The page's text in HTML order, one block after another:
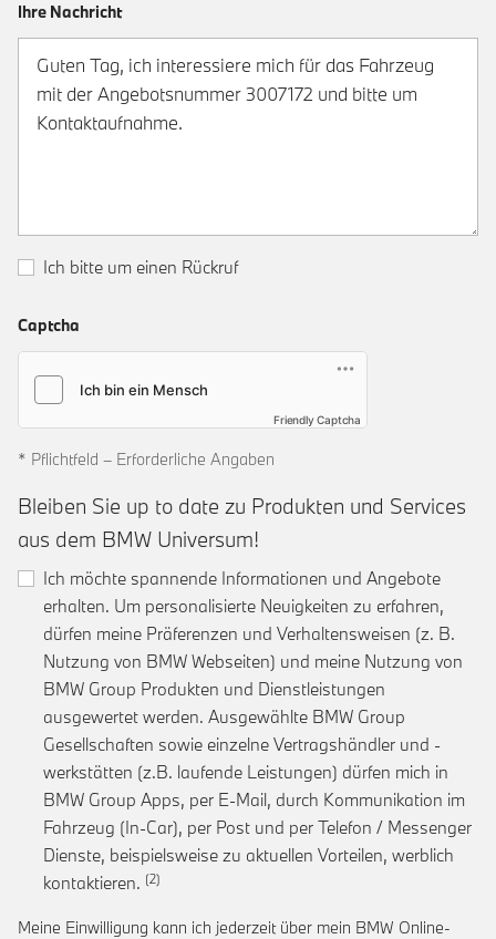
Ihre Nachricht
Ich bitte um einen Rückruf
Captcha
Friendly Captcha
* Pflichtfeld – Erforderliche Angaben
Bleiben Sie up to date zu Produkten und Services
aus dem BMW Universum!
Ich möchte spannende Informationen und Angebote
erhalten. Um personalisierte Neuigkeiten zu erfahren,
dürfen meine Präferenzen und Verhaltensweisen (z. B.
Nutzung von BMW Webseiten) und meine Nutzung von
BMW Group Produkten und Dienstleistungen
ausgewertet werden. Ausgewählte BMW Group
Gesellschaften sowie einzelne Vertragshändler und -
werkstätten (z.B. laufende Leistungen) dürfen mich in
BMW Group Apps, per E-Mail, durch Kommunikation im
Fahrzeug (In-Car), per Post und per Telefon / Messenger
Dienste, beispielsweise zu aktuellen Vorteilen, werblich
kontaktieren. Link zur Fußnote: Einwilligung zur
Meine Einwilligung kann ich jederzeit über mein BMW Online-